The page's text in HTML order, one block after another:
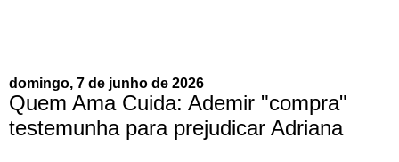
domingo, 7 de junho de 2026
Quem Ama Cuida: Ademir "compra"
testemunha para prejudicar Adriana